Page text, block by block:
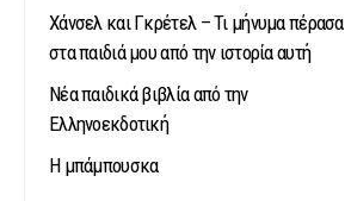
Χάνσελ και Γκρέτελ – Τι μήνυμα πέρασα
στα παιδιά μου από την ιστορία αυτή
Νέα παιδικά βιβλία από την
Ελληνοεκδοτική
Η μπάμπουσκα